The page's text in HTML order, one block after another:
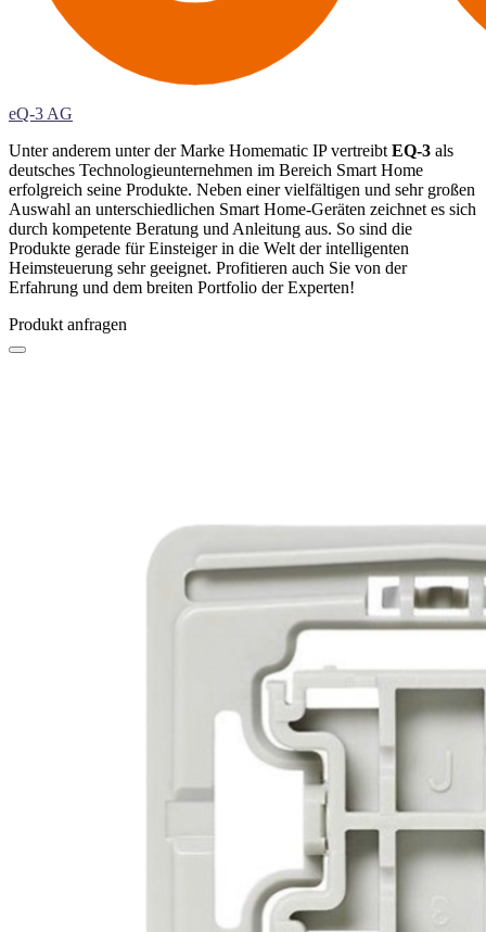
eQ-3 AG
Unter anderem unter der Marke Homematic IP vertreibt EQ-3 als
deutsches Technologieunternehmen im Bereich Smart Home
erfolgreich seine Produkte. Neben einer vielfältigen und sehr großen
Auswahl an unterschiedlichen Smart Home-Geräten zeichnet es sich
durch kompetente Beratung und Anleitung aus. So sind die
Produkte gerade für Einsteiger in die Welt der intelligenten
Heimsteuerung sehr geeignet. Profitieren auch Sie von der
Erfahrung und dem breiten Portfolio der Experten!
Produkt anfragen